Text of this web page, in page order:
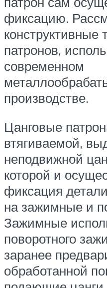
фиксацию.
конструктивные
патронов,
современном
производстве.
Цанговые
втягиваемой,
неподвижной
которой и
фиксация
на зажимные и
Зажимные
поворотного
заранее
обработанной